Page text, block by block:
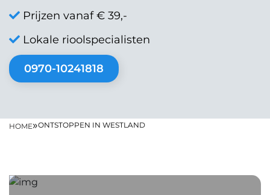
Prijzen vanaf € 39,-
Lokale rioolspecialisten
0970-10241818
HOME»ONTSTOPPEN IN WESTLAND